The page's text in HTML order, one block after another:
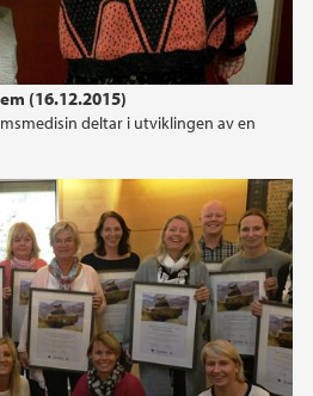
(16.12.2015)
deltar i utviklingen av en